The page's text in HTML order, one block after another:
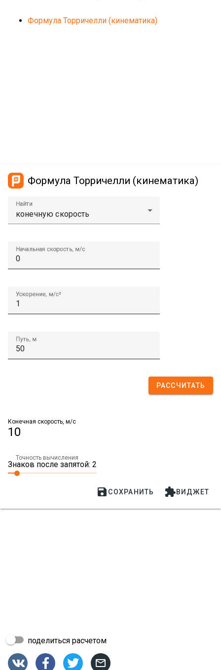
Формула Торричелли (кинематика)
Формула Торричелли (кинематика)
Найти
Начальная скорость, м/с
Ускорение, м/с²
Путь, м
РАССЧИТАТЬ
Конечная скорость, м/с
10
Точность вычисления
Знаков после запятой: 2
 СОХРАНИТЬ ВИДЖЕТ
поделиться расчетом
   